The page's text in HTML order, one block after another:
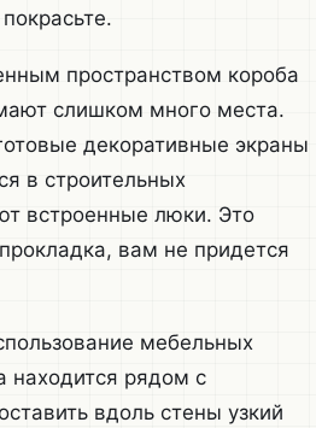
пространством короба
слишком много места.
декоративные экраны
в строительных
встроенные люки. Это
вам не придется
мебельных
находится рядом с
вдоль стены узкий